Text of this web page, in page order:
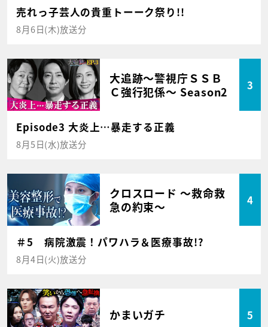
売れっ子芸人の貴重トーーク祭り!!
8月6日(木)放送分
大追跡～警視庁ＳＳＢ
Ｃ強行犯係～ Season2
3
Episode3 大炎上…暴走する正義
8月5日(水)放送分
クロスロード ～救命救
急の約束～
4
＃5 病院激震！パワハラ＆医療事故!?
8月4日(火)放送分
かまいガチ 5